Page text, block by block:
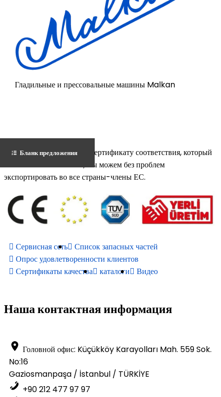
Гладильные и прессовальные машины Malkan
Благодаря Европейскому сертификату соответствия, который
имеет Malkan Makina, мы можем без проблем
экспортировать во все страны-члены ЕС.
Бланк предложения
Сервисная сеть
Список запасных частей
Опрос удовлетворенности клиентов
Сертификаты качества
каталоги Видео
Наша контактная информация
Головной офис: Küçükköy Karayolları Mah. 559 Sok.
No:16
Gaziosmanpaşa / İstanbul / TÜRKİYE
+90 212 477 97 97